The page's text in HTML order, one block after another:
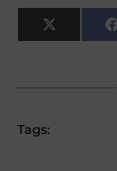
X
(Twitter)
Tags: